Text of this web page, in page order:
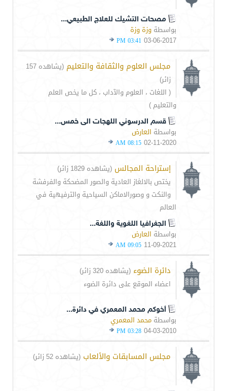
مصحات التشيك للعلاج الطبيعي...
بواسطة وزة وزة
03-06-2017
03:41 PM
مجلس العلوم والثقافة والتعليم
(يشاهده 157
زائر)
( اللغات ، العلوم والآداب ، كل ما يخص العلم
والتعليم )
قسم الدرسوني اللهجات الى خمس...
بواسطة العارض
02-11-2020
08:15 AM
إستراحة المجالس (يشاهده 1829 زائر)
يختص بالالغاز العادية والصور المضحكة والفرفشة
والنكت و وصورالاماكن السياحية والترفيهية في
العالم
الجغرافيا اللغوية واللغة...
بواسطة العارض
11-09-2021
09:05 AM
دائرة الضوء (يشاهده 320 زائر)
اعضاء الموقع على دائرة الضوء
أخوكم محمد المعمري في دائرة...
بواسطة محمد المعمري
04-03-2010
03:28 PM
مجلس المسابقات والألعاب (يشاهده 52 زائر)